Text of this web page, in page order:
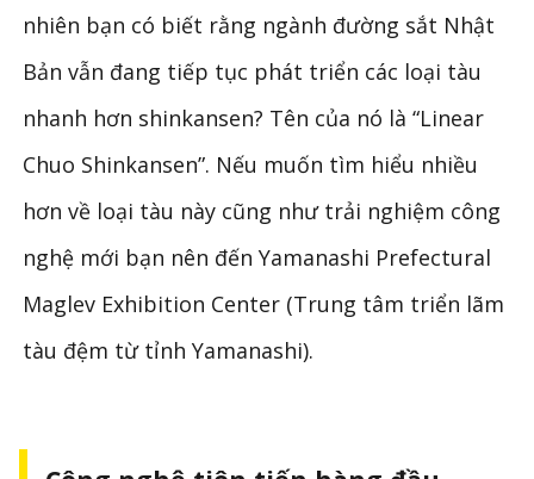
nhiên bạn có biết rằng ngành đường sắt Nhật
Bản vẫn đang tiếp tục phát triển các loại tàu
nhanh hơn shinkansen? Tên của nó là “Linear
Chuo Shinkansen”. Nếu muốn tìm hiểu nhiều
hơn về loại tàu này cũng như trải nghiệm công
nghệ mới bạn nên đến Yamanashi Prefectural
Maglev Exhibition Center (Trung tâm triển lãm
tàu đệm từ tỉnh Yamanashi).